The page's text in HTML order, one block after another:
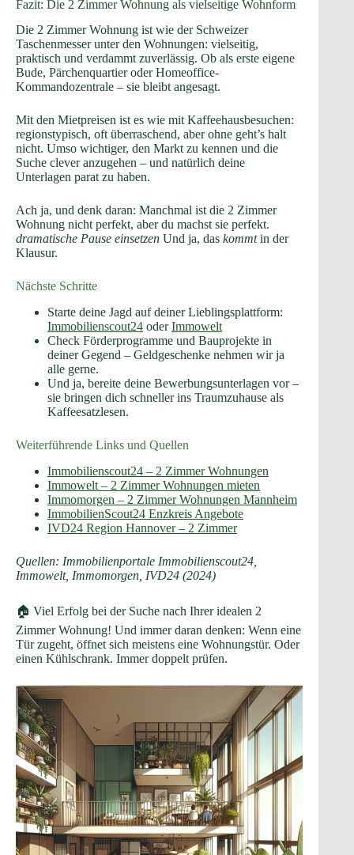
Fazit: Die 2 Zimmer Wohnung als vielseitige Wohnform
Die 2 Zimmer Wohnung ist wie der Schweizer
Taschenmesser unter den Wohnungen: vielseitig,
praktisch und verdammt zuverlässig. Ob als erste eigene
Bude, Pärchenquartier oder Homeoffice-
Kommandozentrale – sie bleibt angesagt.
Mit den Mietpreisen ist es wie mit Kaffeehausbesuchen:
regionstypisch, oft überraschend, aber ohne geht’s halt
nicht. Umso wichtiger, den Markt zu kennen und die
Suche clever anzugehen – und natürlich deine
Unterlagen parat zu haben.
Ach ja, und denk daran: Manchmal ist die 2 Zimmer
Wohnung nicht perfekt, aber du machst sie perfekt.
dramatische Pause einsetzen Und ja, das kommtin der
Klausur.
Nächste Schritte
Starte deine Jagd auf deiner Lieblingsplattform:
Immobilienscout24 oderImmowelt
Check Förderprogramme und Bauprojekte in
deiner Gegend – Geldgeschenke nehmen wir ja
alle gerne.
Und ja, bereite deine Bewerbungsunterlagen vor –
sie bringen dich schneller ins Traumzuhause als
Kaffeesatzlesen.
Weiterführende Links und Quellen
Immobilienscout24 – 2 Zimmer Wohnungen
Immowelt – 2 Zimmer Wohnungen mieten
Immomorgen – 2 Zimmer Wohnungen Mannheim
ImmobilienScout24 Enzkreis Angebote
IVD24 Region Hannover – 2 Zimmer
Quellen: Immobilienportale Immobilienscout24,
Immowelt, Immomorgen, IVD24 (2024)
🏠 Viel Erfolg bei der Suche nach Ihrer idealen 2
Zimmer Wohnung! Und immer daran denken: Wenn eine
Tür zugeht, öffnet sich meistens eine Wohnungstür. Oder
einen Kühlschrank. Immer doppelt prüfen.